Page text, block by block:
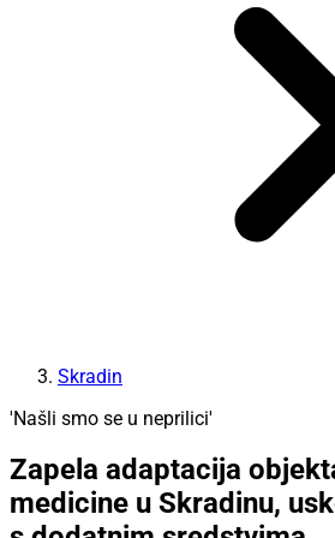
Skradin
'Našli smo se u neprilici'
Zapela adaptacija
medicine u Skradinu,